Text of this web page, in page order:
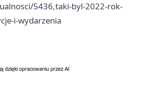
5436,taki-byl-2022-rok-
i-wydarzenia